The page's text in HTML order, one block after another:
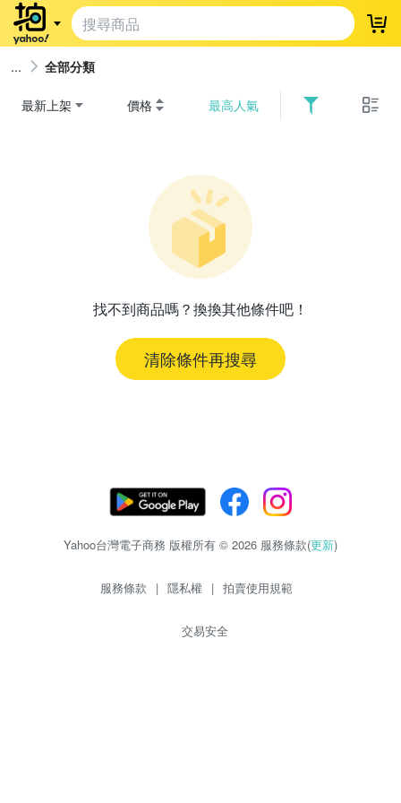
登
全部分類
最新上架 價格 最高人氣
找不到商品嗎？換換其他條件吧！
清除條件再搜尋
Yahoo台灣電子商務 版權所有 © 2026 服務條款(更新)
服務條款 | 隱私權 | 拍賣使用規範
交易安全